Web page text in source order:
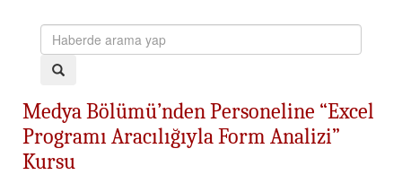
Medya Bölümü’nden Personeline “Excel
Programı Aracılığıyla Form Analizi”
Kursu